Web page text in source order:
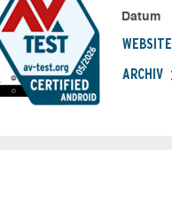
Datum
WEBSITE
ARCHIV